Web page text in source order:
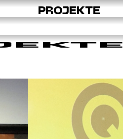
PROJEKTE